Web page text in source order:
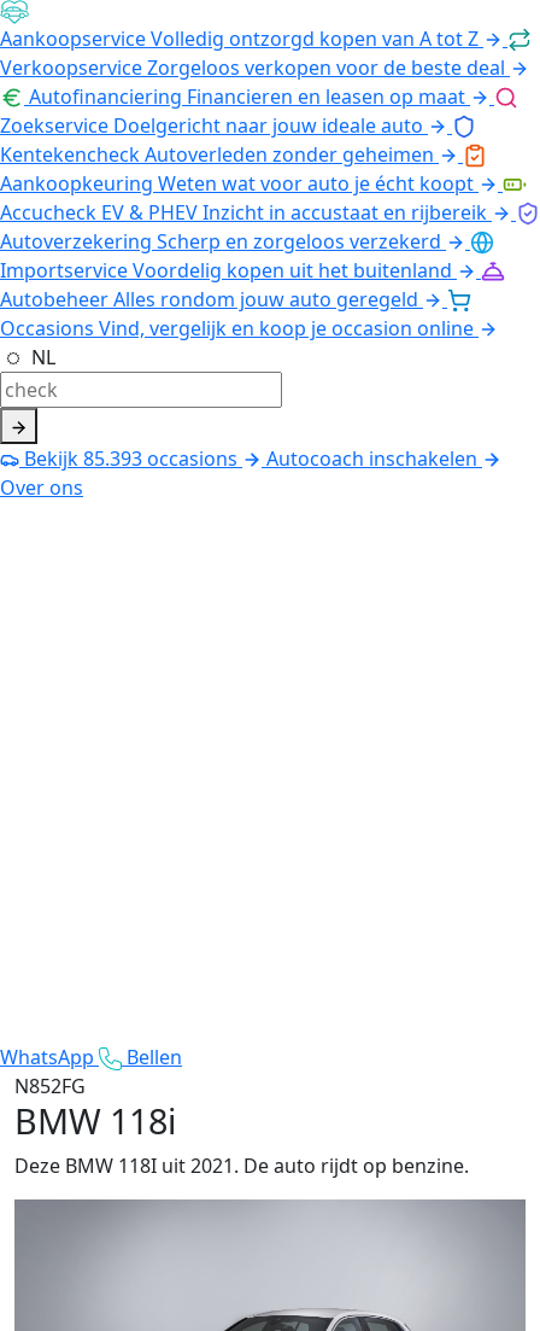
AankoopserviceVolledig ontzorgd kopen van A tot Z
VerkoopserviceZorgeloos verkopen voor de beste deal
Autofinanciering Financieren en leasen op maat
Zoekservice Doelgericht naar jouw ideale auto
KentekencheckAutoverleden zonder geheimen
Aankoopkeuring Weten wat voor auto je écht koopt
Accucheck EV & PHEVInzicht in accustaat en rijbereik
Autoverzekering Scherp en zorgeloos verzekerd
ImportserviceVoordelig kopen uit het buitenland
AutobeheerAlles rondom jouw auto geregeld
Occasions Vind, vergelijk en koop je occasion online
NL
Bekijk85.393occasions
Autocoach inschakelen
Over ons
WhatsApp
Bellen
N852FG
BMW 118i
Deze BMW 118I uit 2021. De auto rijdt op benzine.